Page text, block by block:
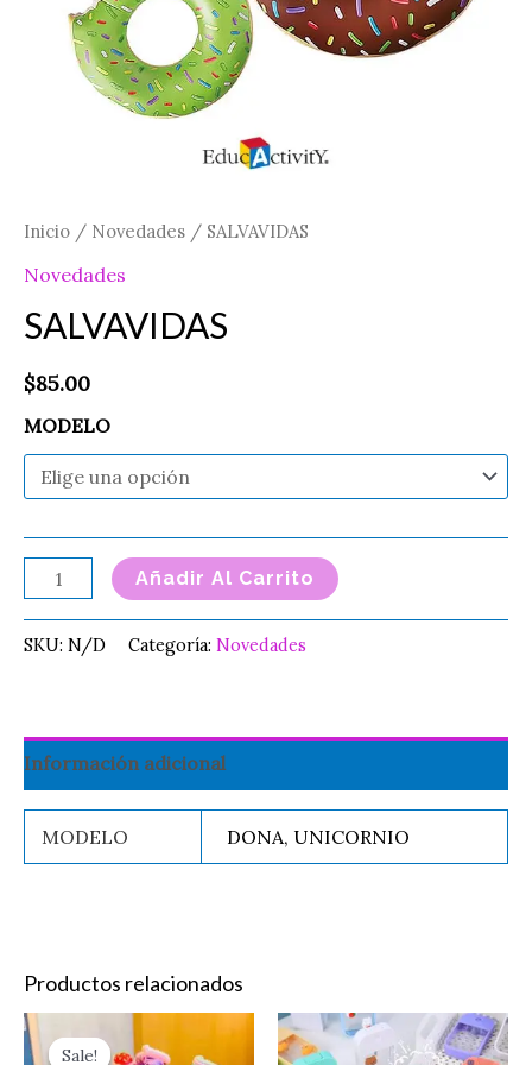
Inicio / Novedades / SALVAVIDAS
Novedades
SALVAVIDAS
$85.00
MODELO
Añadir Al Carrito
SKU: N/D Categoría: Novedades
Información adicional
MODELO DONA, UNICORNIO
Productos relacionados
Sale!
Sale!
price
price
EstePerfumero